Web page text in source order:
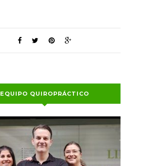
EQUIPO QUIROPRÁCTICO